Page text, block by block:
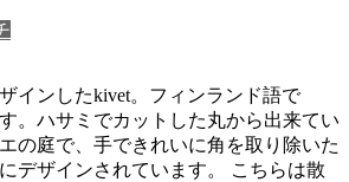
インしたkivet。フィンランド語で
。ハサミでカットした丸から出来てい
の庭で、手できれいに角を取り除いた
デザインされています。 こちらは散